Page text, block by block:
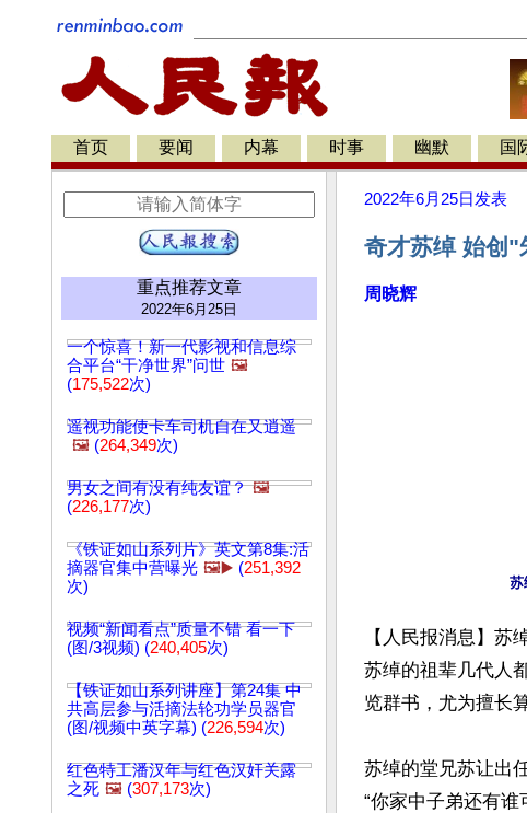
首页 要闻 内幕 时事 幽默 国
重点推荐文章
2022年6月25日
一个惊喜！新一代影视和信息综
合平台“干净世界”问世 🖼️
(175,522次)
遥视功能使卡车司机自在又逍遥
🖼️ (264,349次)
男女之间有没有纯友谊？ 🖼️
(226,177次)
《铁证如山系列片》英文第8集:活
摘器官集中营曝光 🖼️▶️ (251,392
次)
视频“新闻看点”质量不错 看一下
(图/3视频) (240,405次)
【铁证如山系列讲座】第24集 中
共高层参与活摘法轮功学员器官
(图/视频中英字幕) (226,594次)
红色特工潘汉年与红色汉奸关露
之死 🖼️ (307,173次)
2022年6月25日 发表
奇才苏绰 始创"
周晓辉
【人民报消息】苏
苏绰的祖辈几代人
览群书，尤为擅长
苏绰的堂兄苏让出
“你家中子弟还有